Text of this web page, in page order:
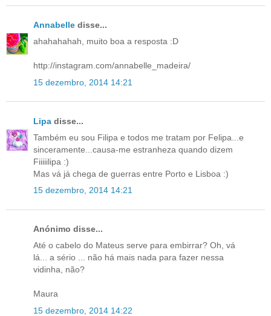
Annabelle disse...
ahahahahah, muito boa a resposta :D
http://instagram.com/annabelle_madeira/
15 dezembro, 2014 14:21
Lipa disse...
Também eu sou Filipa e todos me tratam por Felipa...e
sinceramente...causa-me estranheza quando dizem
Fiiiiilipa :)
Mas vá já chega de guerras entre Porto e Lisboa :)
15 dezembro, 2014 14:21
Anónimo disse...
Até o cabelo do Mateus serve para embirrar? Oh, vá
lá... a sério ... não há mais nada para fazer nessa
vidinha, não?
Maura
15 dezembro, 2014 14:22